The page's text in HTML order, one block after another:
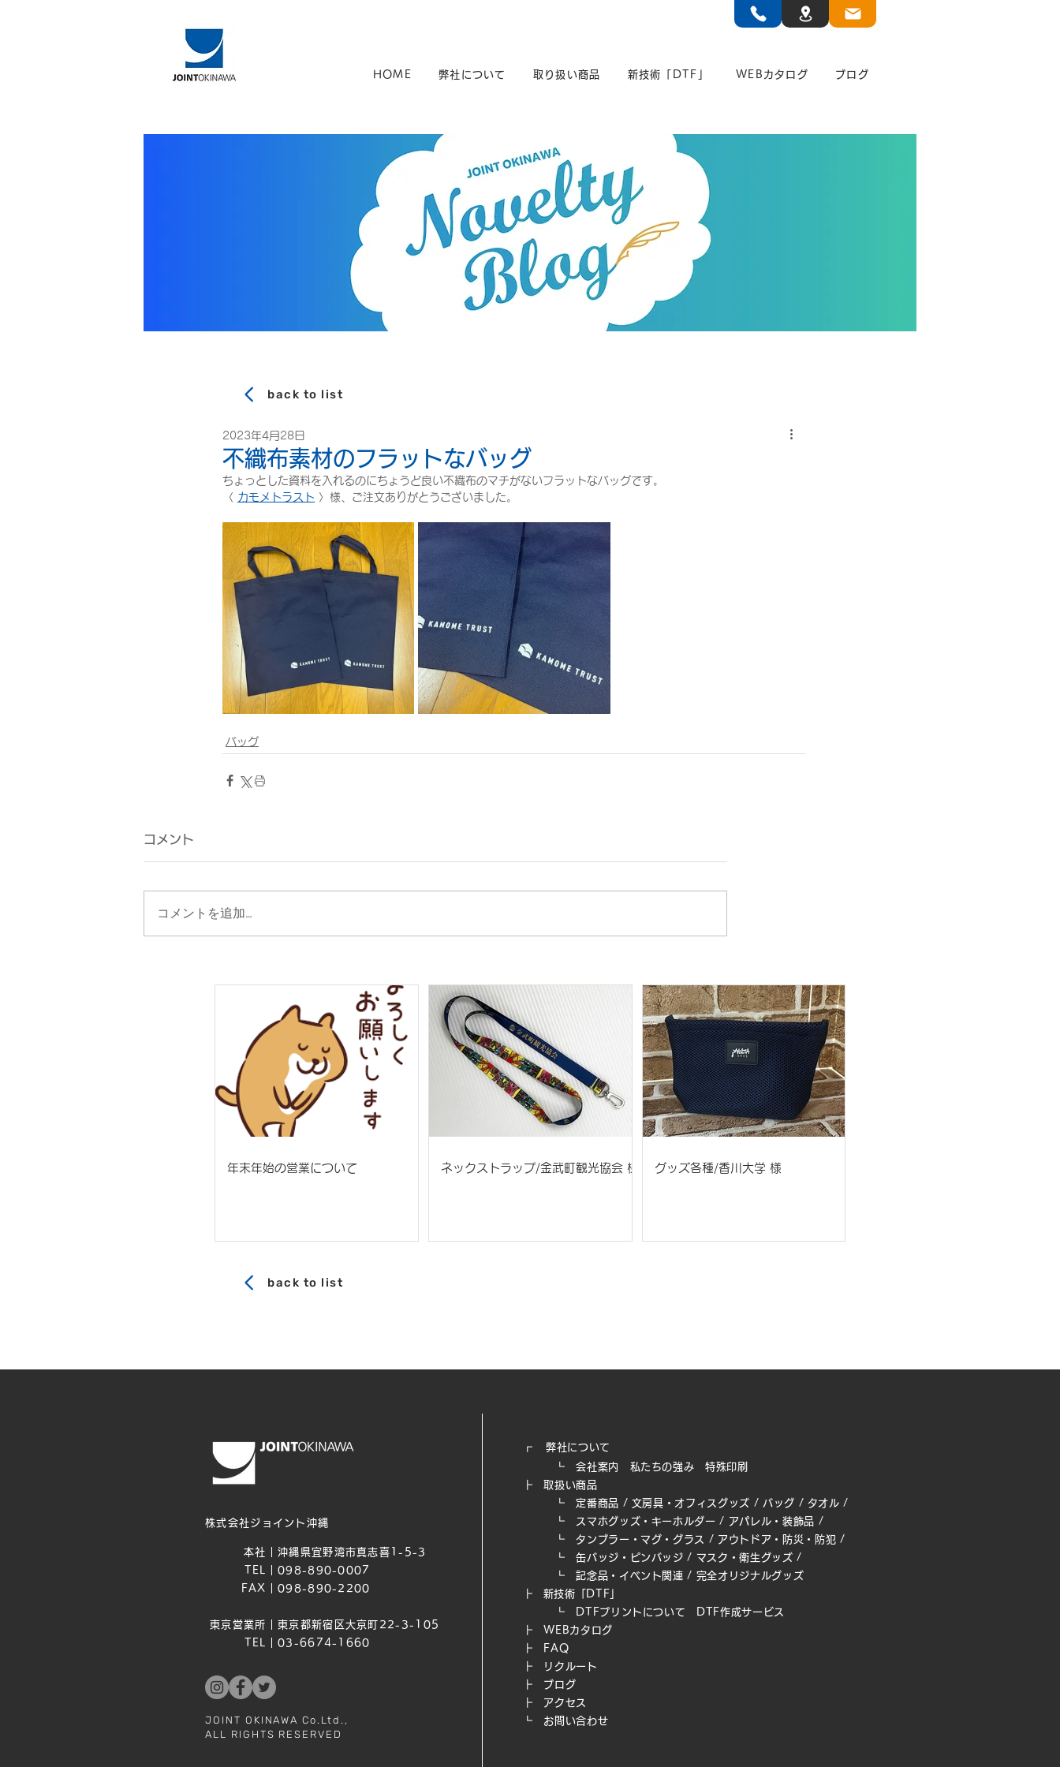
HOME 弊社について 取り扱い商品 新技術「DTF」 WEBカタログ ブログ
back to list
不織布素材のフラットなバッグ
2023年4月28日
ちょっとした資料を入れるのにちょうど良い不織布のマチがないフラットなバッグです。
〈 カモメトラスト 〉様、ご注文ありがとうございました。
バッグ
コメント
コメントを追加…
年末年始の営業について ネックストラップ/金武町観光協会 様 グッズ各種/香川大学 様
back to list
株式会社ジョイント沖縄
本社｜
TEL｜
FAX｜
東京営業所｜
TEL｜
沖縄県宜野湾市真志喜1-5-3
098-890-0007
098-890-2200
東京都新宿区大京町22-3-105
03-6674-1660
JOINT OKINAWA Co.Ltd.,
ALL RIGHTS RESERVED
┏ 弊社について
┗会社案内 私たちの強み​
特殊印刷
┣
取扱い商品
┗定番商品 / 文房具・オフィスグッズ / バッグ / タオル /
┗
スマホグッズ・キーホルダー / アパレル・装飾品 /
┗タンブラー・マグ・グラス / アウトドア・防災・防犯 /
┗缶バッジ・ピンバッジ / マスク・衛生グッズ /
┗記念品・イベント関連 / 完全オリジナルグッズ
┣
新技術「DTF」
┗ DTFプリントについて
DTF作成サービス
┣
WEB​カタログ
┣
FAQ
┣ リクルート
┣
ブログ
┣
アクセス
┗ お問い合わせ